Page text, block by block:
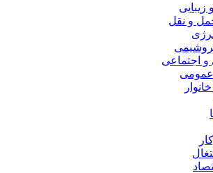
و نقل
و اجتماعی